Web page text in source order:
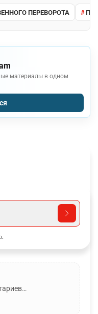
ПЕРЕВОРОТА
материалы в одном